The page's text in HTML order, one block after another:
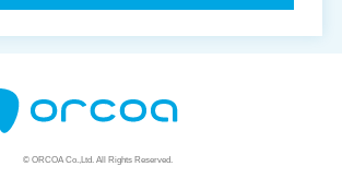
© ORCOA Co.,Ltd. All Rights Reserved.